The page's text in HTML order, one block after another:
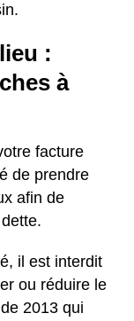
:
à
facture
de prendre
afin de
il est interdit
ou réduire le
2013 qui